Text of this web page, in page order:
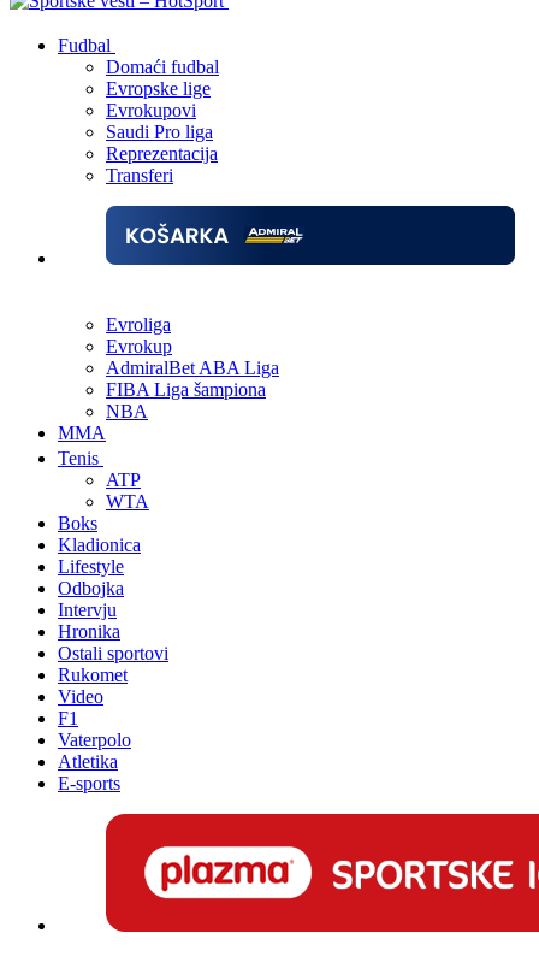
Fudbal
Domaći fudbal
Evropske lige
Evrokupovi
Saudi Pro liga
Reprezentacija
Transferi
Evroliga
Evrokup
AdmiralBet ABA Liga
FIBA Liga šampiona
NBA
MMA
Tenis
ATP
WTA
Boks
Kladionica
Lifestyle
Odbojka
Intervju
Hronika
Ostali sportovi
Rukomet
Video
F1
Vaterpolo
Atletika
E-sports